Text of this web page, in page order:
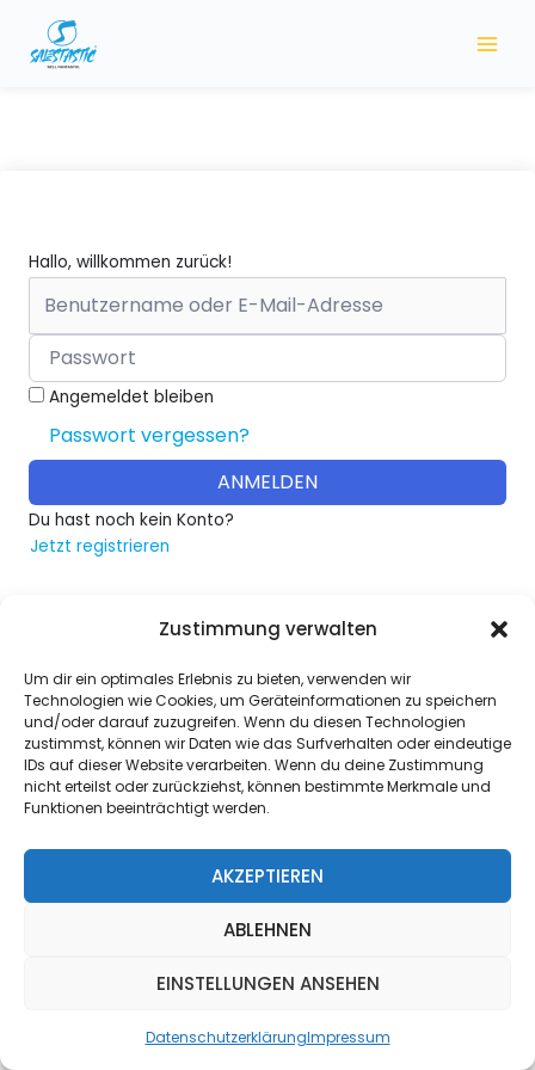
Zustimmung verwalten
Um dir ein optimales Erlebnis zu bieten, verwenden wir
Technologien wie Cookies, um Geräteinformationen zu speichern
und/oder darauf zuzugreifen. Wenn du diesen Technologien
zustimmst, können wir Daten wie das Surfverhalten oder eindeutige
IDs auf dieser Website verarbeiten. Wenn du deine Zustimmung
nicht erteilst oder zurückziehst, können bestimmte Merkmale und
Funktionen beeinträchtigt werden.
AKZEPTIEREN
ABLEHNEN
EINSTELLUNGEN ANSEHEN
DatenschutzerklärungImpressum
Inhalt
springen
Hallo, willkommen zurück!
Angemeldet bleiben
Passwort vergessen?
ANMELDEN
Du hast noch kein Konto?
Jetzt registrieren